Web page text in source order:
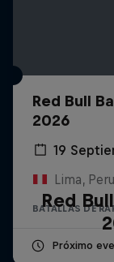
Red Bull
2026
19
Lima, Peru
BATALLAS DE
Próximo
Red